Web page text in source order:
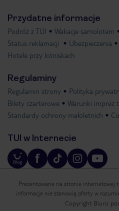
Przydatne informacje
Podróż z TUI Wakacje samolotem
Status reklamacji
Ubezpieczenia
Hotele przy lotniskach
Regulaminy
Regulamin strony Polityka
Bilety czarterowe
Warunki imprez
Standardy ochrony małoletnich
TUI w Internecie
Prezentowane na stronie internetowej
informacje nie stanowią oferty w
Copyright Biuro